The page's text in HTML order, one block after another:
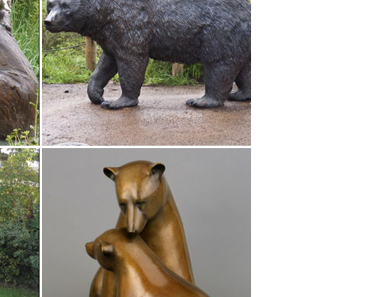
работа. Скульптор Аксенов Олег Валерьевич.В
”Собака” (Pavone) 1 190 руб. 1 700 руб. -20%.
работа. Скульптор Аксенов Олег Валерьевич.В
богов, мифология, Древний Рим.Наряду с
красоты, символом гармонии.